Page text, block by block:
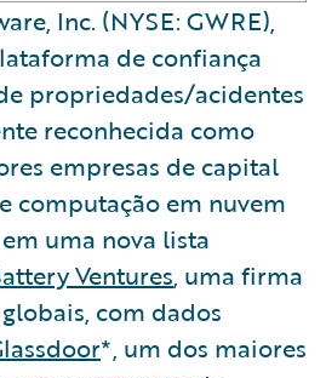
Inc. (NYSE: GWRE),
de confiança
propriedades/acidentes
reconhecida como
empresas de capital
computação em nuvem
uma nova lista
Ventures, uma firma
com dados
*, um dos maiores